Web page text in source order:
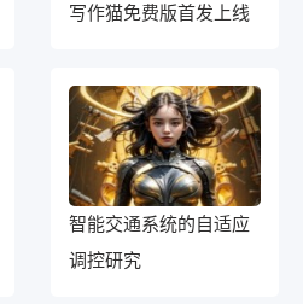
写作猫免费版首发上线
智能交通系统的自适应
调控研究